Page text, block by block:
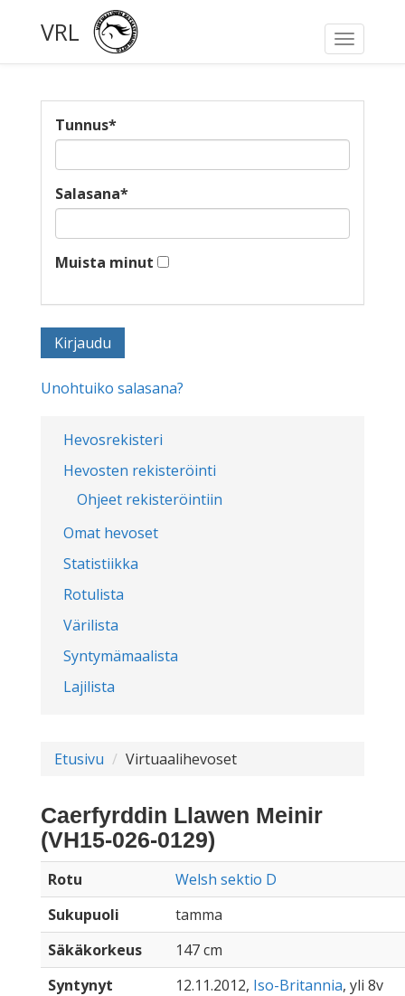
Toggle
VRL
Hevosrekisteri
Hevosten rekisteröinti
Ohjeet rekisteröintiin
Omat hevoset
Statistiikka
Rotulista
Värilista
Syntymämaalista
Lajilista
Tunnus*
Salasana*
Muista minut
Unohtuiko salasana?
Etusivu Virtuaalihevoset
Caerfyrddin Llawen Meinir
(VH15-026-0129)
Rotu
Welsh sektio D
Sukupuoli
tamma
Säkäkorkeus
147 cm
Syntynyt
12.11.2012, Iso-Britannia, yli 8v